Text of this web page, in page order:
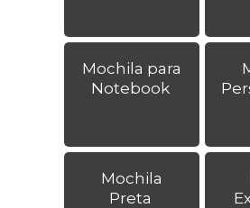
Mochila para
Notebook
Mochila
Preta